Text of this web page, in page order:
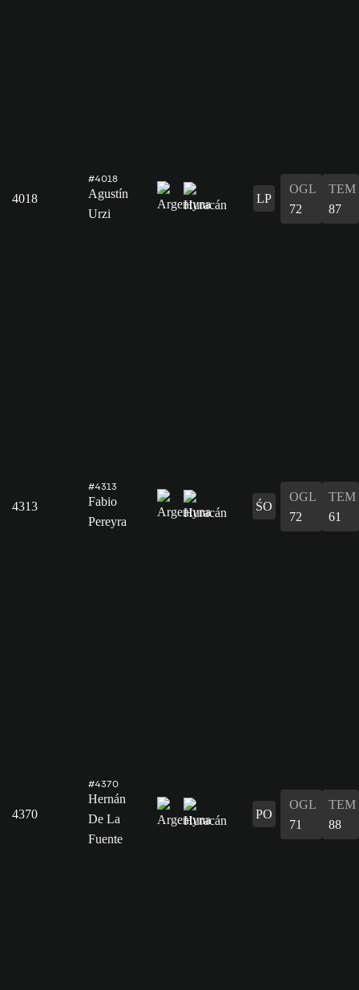
4018
#4018
Agustín
Urzi
LP
OGL
72
TEM
87
4313
#4313
Fabio
Pereyra
ŚO
OGL
72
TEM
61
4370
#4370
Hernán
De La
Fuente
PO
OGL
71
TEM
88